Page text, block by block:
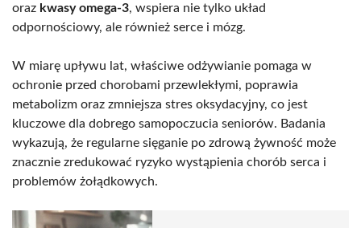
oraz kwasy omega-3, wspiera nie tylko układ
odpornościowy, ale również serce i mózg.
W miarę upływu lat, właściwe odżywianie pomaga w
ochronie przed chorobami przewlekłymi, poprawia
metabolizm oraz zmniejsza stres oksydacyjny, co jest
kluczowe dla dobrego samopoczucia seniorów. Badania
wykazują, że regularne sięganie po zdrową żywność może
znacznie zredukować ryzyko wystąpienia chorób serca i
problemów żołądkowych.